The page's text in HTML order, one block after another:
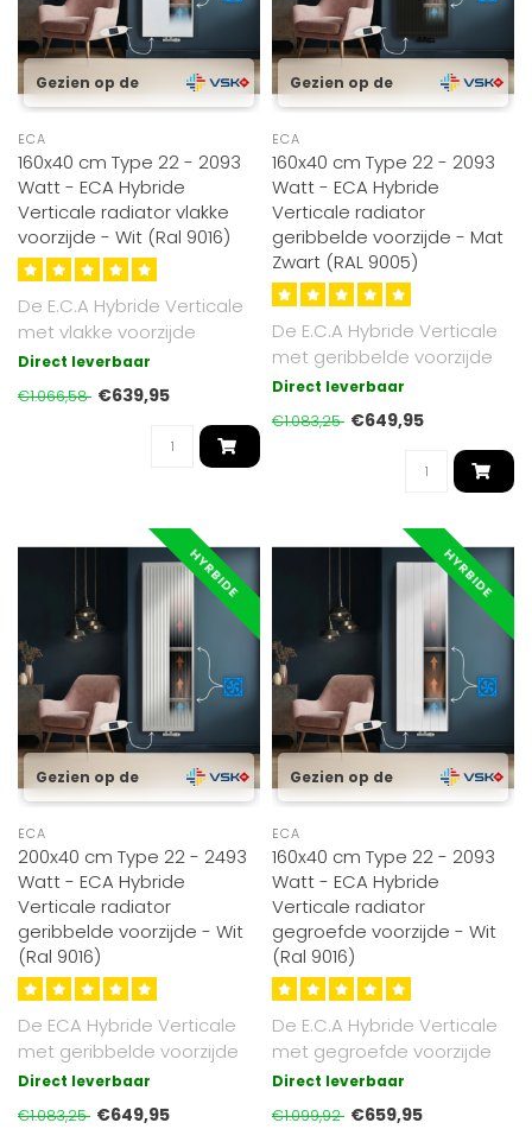
Gezien op de
ECA
160x40 cm Type 22 - 2093
Watt - ECA Hybride
Verticale radiator vlakke
voorzijde - Wit (Ral 9016)
De E.C.A Hybride Verticale
met vlakke voorzijde
radiator combineert
stralingswar..
Direct leverbaar
€1.066,58 €639,95
Gezien op de
ECA
160x40 cm Type 22 - 2093
Watt - ECA Hybride
Verticale radiator
geribbelde voorzijde - Mat
Zwart (RAL 9005)
De E.C.A Hybride Verticale
met geribbelde voorzijde
radiator combineert
Direct leverbaar
€1.083,25 €649,95
HYRBIDE
Gezien op de
ECA
200x40 cm Type 22 - 2493
Watt - ECA Hybride
Verticale radiator
geribbelde voorzijde - Wit
(Ral 9016)
De ECA Hybride Verticale
met geribbelde voorzijde
radiator combineert
stralingsw..
Direct leverbaar
€1.083,25 €649,95
HYRBIDE
Gezien op de
ECA
160x40 cm Type 22 - 2093
Watt - ECA Hybride
Verticale radiator
gegroefde voorzijde - Wit
(Ral 9016)
De E.C.A Hybride Verticale
met gegroefde voorzijde
radiator combineert
stralings..
Direct leverbaar
€1.099,92 €659,95